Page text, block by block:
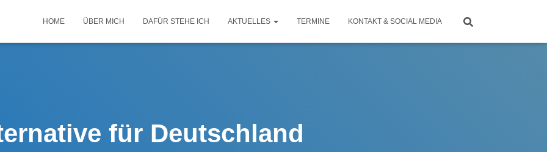
HOME ÜBER MICH DAFÜR STEHE ICH AKTUELLES TERMINE KONTAKT & SOCIAL MEDIA
für Deutschland